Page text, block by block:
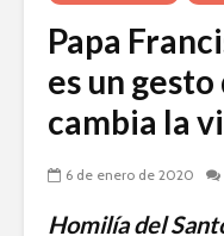
Papa
es un
cambia la
6 de enero de 2020
Homilía del